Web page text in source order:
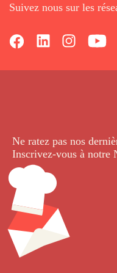
Suivez nous sur les
Ne ratez pas nos
Inscrivez-vous à notre